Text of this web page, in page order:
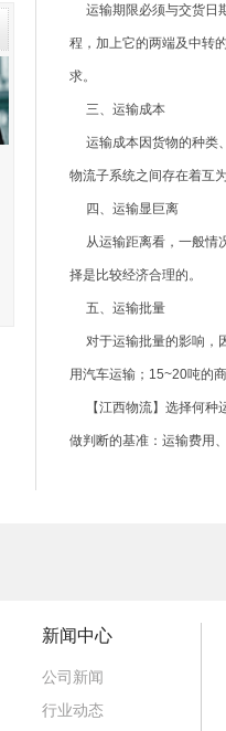
运输期限必须与交货日
程，加上它的两端及中转
求。
三、运输成本
运输成本因货物的种类
物流子系统之间存在着互
四、运输显巨离
从运输距离看，一般情
择是比较经济合理的。
五、运输批量
对于运输批量的影响，
用汽车运输；15~20吨的
【江西物流】选择何种
做判断的基准：运输费用
新闻中心
公司新闻
行业动态